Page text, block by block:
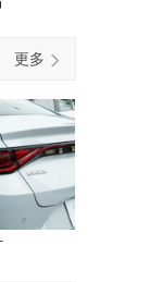
更多